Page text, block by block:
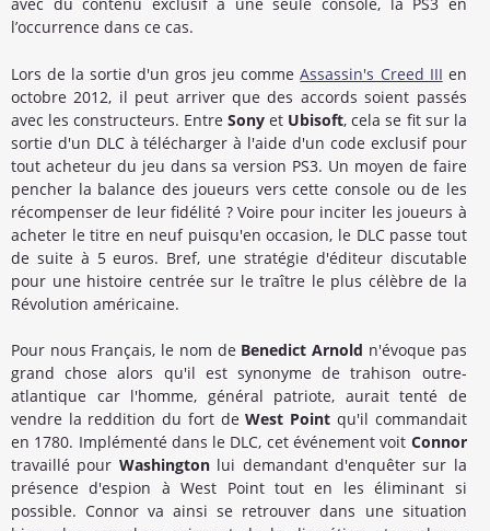
l’occurrence dans ce cas.
Lors de la sortie d'un gros jeu commeAssassin's Creed III en
octobre 2012, il peut arriver que des accords soient passés
avec les constructeurs. EntreSony et Ubisoft, cela se fit sur la
sortie d'un DLC à télécharger à l'aide d'un code exclusif pour
tout acheteur du jeu dans sa version PS3. Un moyen de faire
pencher la balance des joueurs vers cette console ou de les
récompenser de leur fidélité ? Voire pour inciter les joueurs à
acheter le titre en neuf puisqu'en occasion, le DLC passe tout
de suite à 5 euros. Bref, une stratégie d'éditeur discutable
pour une histoire centrée sur le traître le plus célèbre de la
Révolution américaine.
Pour nous Français, le nom de Benedict Arnold n'évoque pas
grand chose alors qu'il est synonyme de trahison outre-
atlantique car l'homme, général patriote, aurait tenté de
vendre la reddition du fort deWest Point qu'il commandait
en 1780. Implémenté dans le DLC, cet événement voit Connor
travaillé pour Washingtonlui demandant d'enquêter sur la
présence d'espion à West Point tout en les éliminant si
possible. Connor va ainsi se retrouver dans une situation